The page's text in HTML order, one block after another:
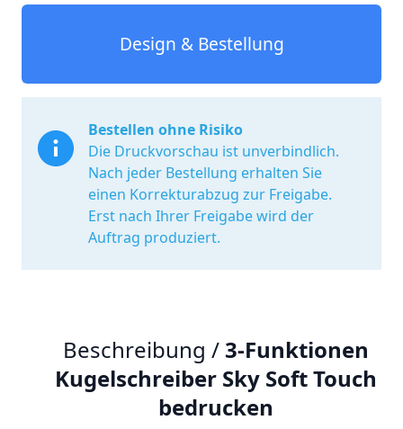
Design & Bestellung
Bestellen ohne Risiko
Die Druckvorschau ist unverbindlich.
Nach jeder Bestellung erhalten Sie
einen Korrekturabzug zur Freigabe.
Erst nach Ihrer Freigabe wird der
Auftrag produziert.
Beschreibung / 3-Funktionen
Kugelschreiber Sky Soft Touch
bedrucken